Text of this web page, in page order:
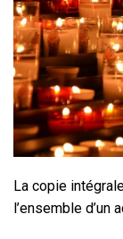
La copie
l’ensemble d’un